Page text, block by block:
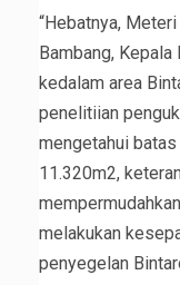
“Hebatnya,
Bambang,
kedalam area
penelitiian
mengetahui
11.320m2,
melakukan
penyegelan